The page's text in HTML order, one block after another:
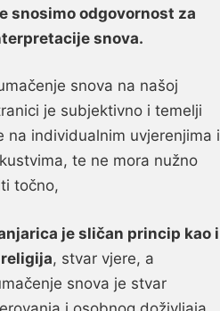
snosimo odgovornost za
snova.
snova na našoj
je subjektivno i temelji
na individualnim uvjerenjima i
te ne mora nužno
točno,
je sličan princip kao i
, stvar vjere, a
snova je stvar